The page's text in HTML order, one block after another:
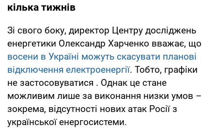
кілька тижнів
Зі свого боку, директор Центру досліджень
енергетики Олександр Харченко вважає, що
восени в Україні можуть скасувати планові
відключення електроенергії. Тобто, графіки
не застосовуватися . Однак це стане
можливим лише за виконання низки умов –
зокрема, відсутності нових атак Росії з
української енергосистеми.